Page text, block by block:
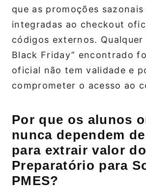
que as promoções sazonais
integradas ao checkout
códigos externos. Qualquer
Black Friday” encontrado
oficial não tem validade e
comprometer o acesso ao
Por que os alunos
nunca dependem
para extrair valor
Preparatório para
PMES?